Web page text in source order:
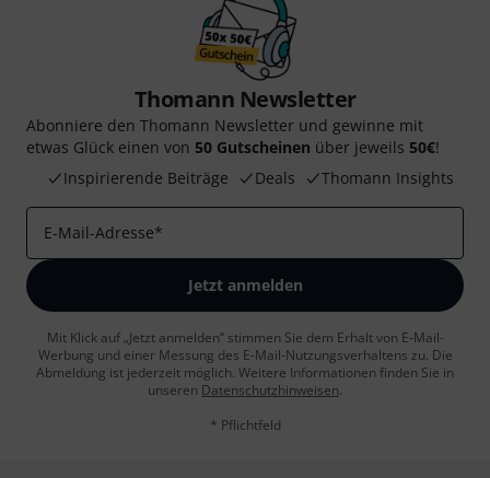
Thomann Newsletter
Abonniere den Thomann Newsletter und gewinne mit
etwas Glück einen von 50 Gutscheinen über jeweils 50€!
Inspirierende Beiträge
Deals Thomann Insights
E-Mail-Adresse*
Jetzt anmelden
Mit Klick auf „Jetzt anmelden“ stimmen Sie dem Erhalt von E-Mail-
Werbung und einer Messung des E-Mail-Nutzungsverhaltens zu. Die
Abmeldung ist jederzeit möglich. Weitere Informationen finden Sie in
unseren Datenschutzhinweisen.
* Pflichtfeld